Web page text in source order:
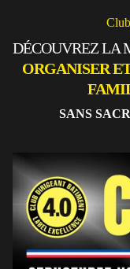
DÉCOUVREZ LA
ORGANISER
SANS